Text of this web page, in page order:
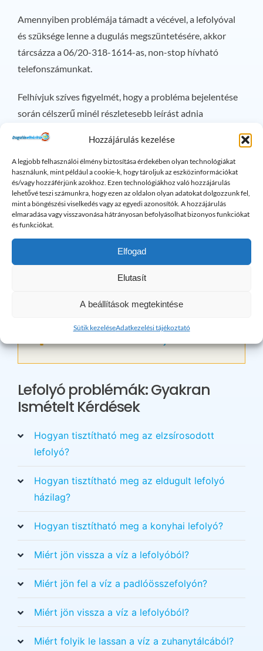
Hozzájárulás kezelése
A legjobb felhasználói élmény biztosítása érdekében olyan technológiákat
használunk, mint például a cookie-k, hogy tároljuk az eszközinformációkat
és/vagy hozzáférjünk azokhoz. Ezen technológiákhoz való hozzájárulás
lehetővé teszi számunkra, hogy ezen az oldalon olyan adatokat dolgozzunk fel,
mint a böngészési viselkedés vagy az egyedi azonosítók. A hozzájárulás
elmaradása vagy visszavonása hátrányosan befolyásolhat bizonyos funkciókat
és funkciókat.
Elfogad
Elutasít
A beállítások megtekintése
Sütik kezeléseAdatkezelési tájékoztató
Amennyiben problémája támadt a vécével, a lefolyóval
és szüksége lenne a dugulás megszüntetésére, akkor
tárcsázza a 06/20-318-1614-as, non-stop hívható
telefonszámunkat.
Felhívjuk szíves figyelmét, hogy a probléma bejelentése
során célszerű minél részletesebb leírást adnia
Szeretnénk emlékeztetni Kedves Ügyfeleinket, hogy
cégünk az I. kerület mellett a főváros teljes területén,
valamint az agglomerációs megyékben (Pest, Fejér,
Komárom-Esztergom és Nógrád) is végez professzionális
dugulás megszüntetést.
Tel: 06/20-318-1614
Lefolyó problémák: Gyakran
Ismételt Kérdések
Hogyan tisztítható meg az elzsírosodott
lefolyó?
Hogyan tisztítható meg az eldugult lefolyó
házilag?
Hogyan tisztítható meg a konyhai lefolyó?
Miért jön vissza a víz a lefolyóból?
Miért jön fel a víz a padlóösszefolyón?
Miért jön vissza a víz a lefolyóból?
Miért folyik le lassan a víz a zuhanytálcából?